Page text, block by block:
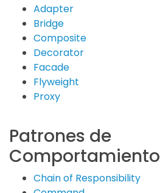
Adapter
Bridge
Composite
Decorator
Facade
Flyweight
Proxy
Patrones de
Comportamiento
Chain of Responsibility